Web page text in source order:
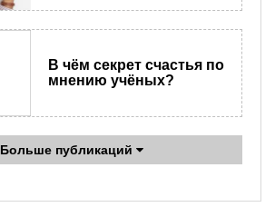
В чём секрет счастья по
мнению учёных?
Больше публикаций